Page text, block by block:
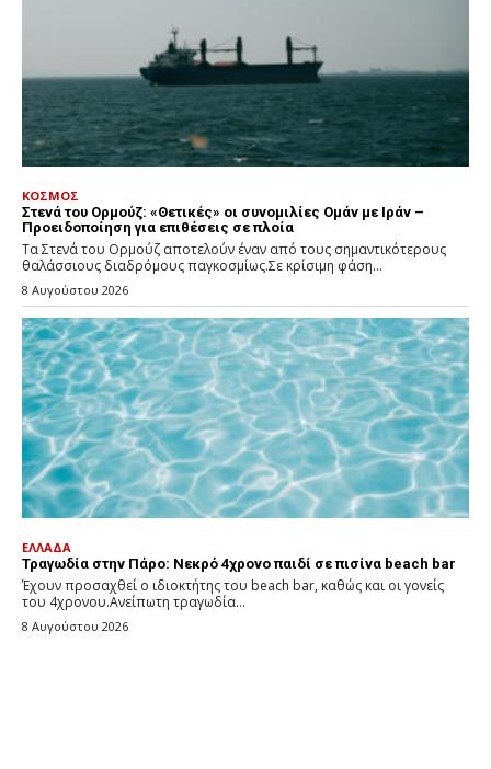
ΚΟΣΜΟΣ
Στενά του Ορμούζ: «Θετικές» οι συνομιλίες Ομάν με Ιράν –
Προειδοποίηση για επιθέσεις σε πλοία
Τα Στενά του Ορμούζ αποτελούν έναν από τους σημαντικότερους
θαλάσσιους διαδρόμους παγκοσμίως.Σε κρίσιμη φάση...
8 Αυγούστου 2026
ΕΛΛΑΔΑ
Τραγωδία στην Πάρο: Νεκρό 4χρονο παιδί σε πισίνα beach bar
Έχουν προσαχθεί ο ιδιοκτήτης του beach bar, καθώς και οι γονείς
του 4χρονου.Ανείπωτη τραγωδία...
8 Αυγούστου 2026